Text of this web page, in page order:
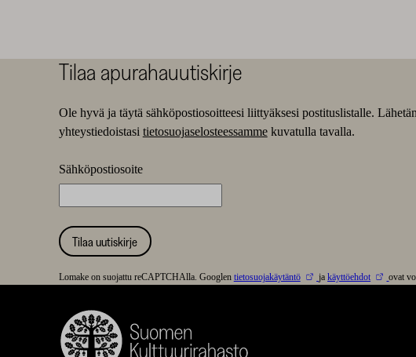
Tilaa apurahauutiskirje
Ole hyvä ja täytä sähköpostiosoitteesi liittyäksesi postituslistalle.
yhteystiedoistasi tietosuojaselosteessammekuvatulla tavalla.
Sähköpostiosoite
Tilaa uutiskirje
Lomake on suojattu reCAPTCHAlla. Googlen tietosuojakäytäntö jakäyttöehdot ovat
Suomen